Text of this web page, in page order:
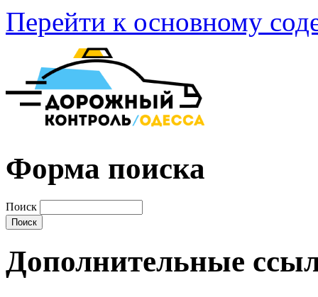
Перейти к основному
Форма поиска
Поиск
Дополнительные